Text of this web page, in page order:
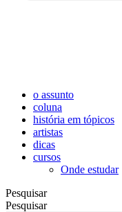
o assunto
coluna
história em tópicos
artistas
dicas
cursos
Onde estudar
Pesquisar
Pesquisar